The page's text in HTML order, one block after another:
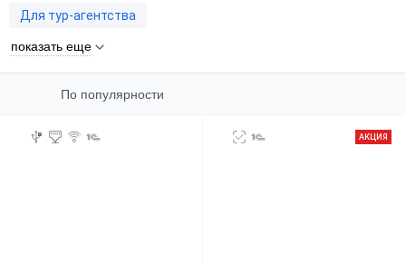
Для тур-агентства
показать еще
По популярности
По цене, по убыванию
АКЦИЯ